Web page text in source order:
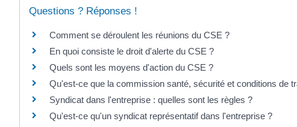
Questions ? Réponses !
Comment se déroulent les réunions du CSE ?
En quoi consiste le droit d'alerte du CSE ?
Quels sont les moyens d'action du CSE ?
Qu'est-ce que la commission santé, sécurité et conditions de
Syndicat dans l'entreprise : quelles sont les règles ?
Qu'est-ce qu'un syndicat représentatif dans l'entreprise ?